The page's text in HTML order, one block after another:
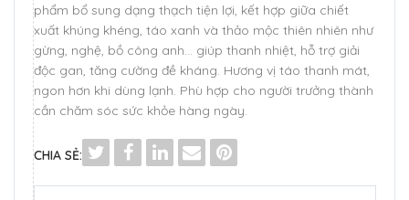
phẩm bổ sung dạng thạch tiện lợi, kết hợp giữa chiết
xuất khúng khéng, táo xanh và thảo mộc thiên nhiên như
gừng, nghệ, bồ công anh... giúp thanh nhiệt, hỗ trợ giải
độc gan, tăng cường đề kháng. Hương vị táo thanh mát,
ngon hơn khi dùng lạnh. Phù hợp cho người trưởng thành
cần chăm sóc sức khỏe hàng ngày.
CHIA SẺ: